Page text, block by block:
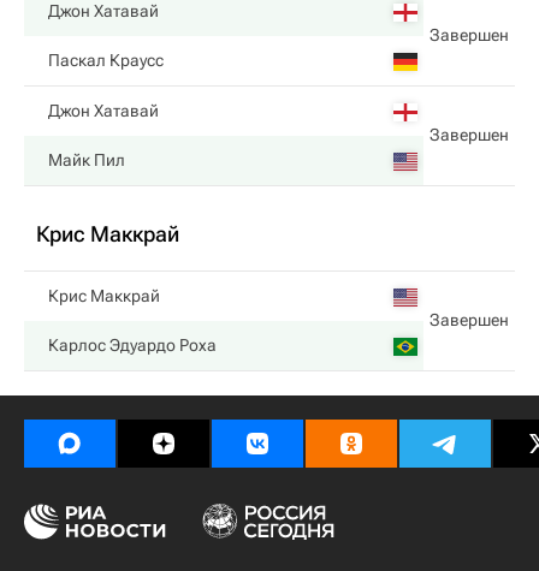
Джон Хатавай
Завершен
Паскал Краусс
Джон Хатавай
Завершен
Майк Пил
Крис Маккрай
Крис Маккрай
Завершен
Карлос Эдуардо Роха